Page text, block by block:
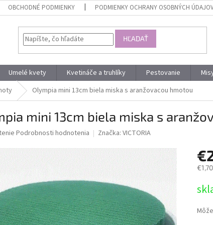
OBCHODNÉ PODMIENKY PODMIENKY OCHRANY OSOBNÝCH
HĽADAŤ
Umelé kvety Kvetináče a truhlíky Pestovanie
Olympia mini 13cm biela miska s aranžovacou hmotou
mini 13cm biela miska s
Podrobnosti hodnotenia Značka: VICTORIA
cena: